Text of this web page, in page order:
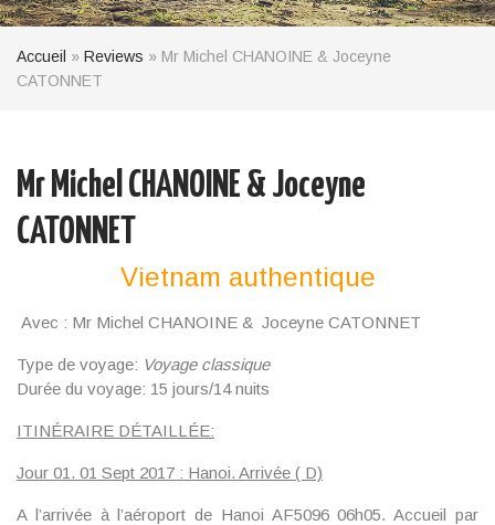
Accueil » Reviews » Mr Michel CHANOINE & Joceyne
CATONNET
Mr Michel CHANOINE & Joceyne
CATONNET
Vietnam authentique
Avec : Mr Michel CHANOINE & Joceyne CATONNET
Type de voyage: Voyage classique
Durée du voyage: 15 jours/14 nuits
ITINÉRAIRE DÉTAILLÉE:
Jour 01. 01 Sept 2017 : Hanoi. Arrivée ( D)
A l’arrivée à l’aéroport de Hanoi AF5096 06h05. Accueil par